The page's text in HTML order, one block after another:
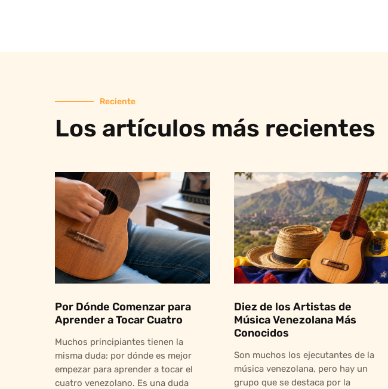
Reciente
Los artículos más recientes
Por Dónde Comenzar para
Aprender a Tocar Cuatro
Muchos principiantes tienen la
misma duda: por dónde es mejor
empezar para aprender a tocar el
cuatro venezolano. Es una duda
Diez de los Artistas de
Música Venezolana Más
Conocidos
Son muchos los ejecutantes de la
música venezolana, pero hay un
grupo que se destaca por la